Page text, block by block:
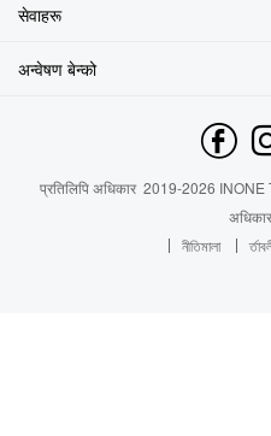
फिचरफोन
एससरिज
सेवाहरू
एउटा पसल खोज्नुहोस्
अन्वेषण बेन्को
Industry Insight
प्रतिलिपि अधिकार 2019-2026 INONE
নীতিমালা